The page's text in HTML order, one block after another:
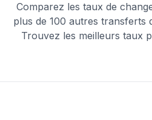
Comparez les taux de
plus de 100 autres transferts
Trouvez les meilleurs taux